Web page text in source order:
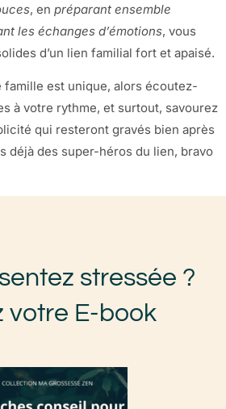
, en préparant ensemble
les échanges d’émotions, vous
d’un lien familial fort et apaisé.
famille est unique, alors écoutez-
à votre rythme, et surtout, savourez
qui resteront gravés bien après
déjà des super-héros du lien, bravo
stressée ?
votre E-book